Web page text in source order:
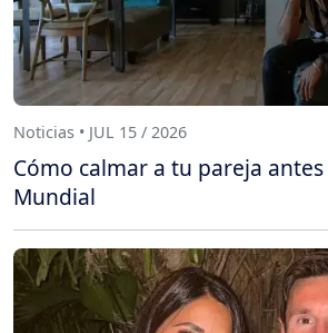
Noticias • JUL 15 / 2026
Cómo calmar a tu pareja
Mundial